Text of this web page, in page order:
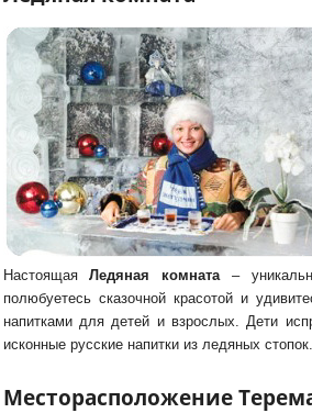
НастоящаяЛедяная комната–
полюбуетесь сказочной красотой и
напитками для детей и взрослых. Дети
исконные русские напитки из ледяных стопок.
Месторасположение